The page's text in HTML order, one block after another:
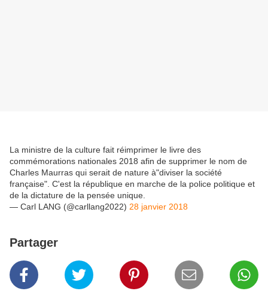
La ministre de la culture fait réimprimer le livre des
commémorations nationales 2018 afin de supprimer le nom de
Charles Maurras qui serait de nature à"diviser la société
française". C'est la république en marche de la police politique et
de la dictature de la pensée unique.
— Carl LANG (@carllang2022) 28 janvier 2018
Partager